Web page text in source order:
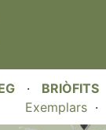
· BRIÒFITS
Exemplars·